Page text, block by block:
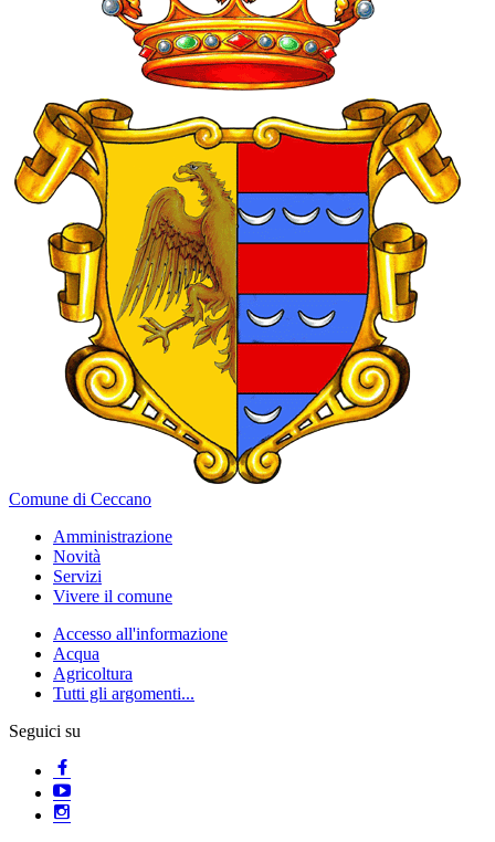
Comune di Ceccano
Amministrazione
Novità
Servizi
Vivere il comune
Accesso all'informazione
Acqua
Agricoltura
Tutti gli argomenti...
Seguici su